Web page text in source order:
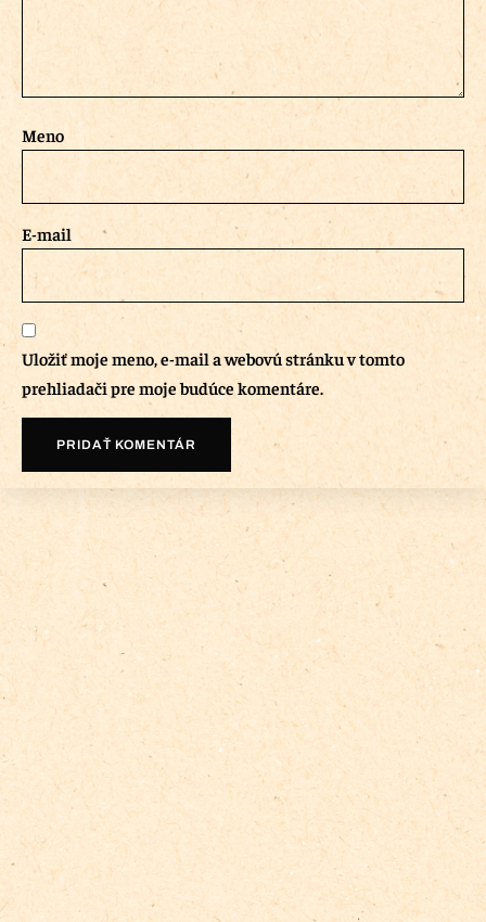
Meno
E-mail
Uložiť moje meno, e-mail a webovú stránku v tomto
prehliadači pre moje budúce komentáre.